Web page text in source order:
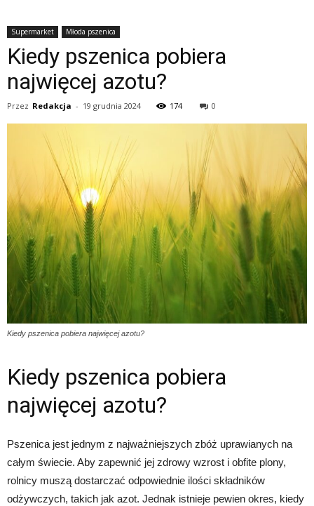
Supermarket Młoda pszenica
Kiedy pszenica pobiera
najwięcej azotu?
Przez Redakcja - 19 grudnia 2024 174 0
Kiedy pszenica pobiera najwięcej azotu?
Kiedy pszenica pobiera
najwięcej azotu?
Pszenica jest jednym z najważniejszych zbóż uprawianych na
całym świecie. Aby zapewnić jej zdrowy wzrost i obfite plony,
rolnicy muszą dostarczać odpowiednie ilości składników
odżywczych, takich jak azot. Jednak istnieje pewien okres, kiedy